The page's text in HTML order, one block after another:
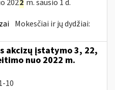
2022 m. sausio 1 d.
Mokesčiai ir jų dydžiai:
akcizų įstatymo 3, 22,
nuo 2022 m.
10